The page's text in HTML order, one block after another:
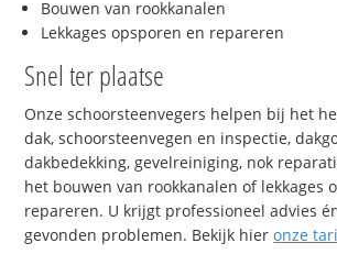
Bouwen van rookkanalen
Lekkages opsporen en repareren
Snel ter plaatse
Onze schoorsteenvegers helpen bij het
dak, schoorsteenvegen en inspectie,
dakbedekking, gevelreiniging, nok
het bouwen van rookkanalen of lekkages
repareren. U krijgt professioneel advies
gevonden problemen. Bekijk hieronze